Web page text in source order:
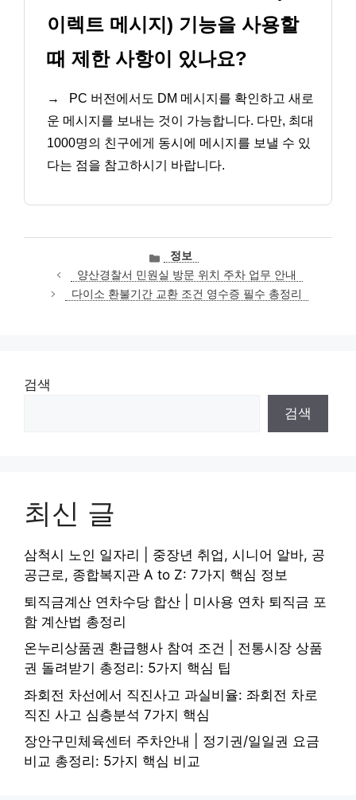
이렉트 메시지) 기능을 사용할
때 제한 사항이 있나요?
→
PC 버전에서도 DM 메시지를 확인하고 새로
운 메시지를 보내는 것이 가능합니다. 다만, 최대
1000명의 친구에게 동시에 메시지를 보낼 수 있
다는 점을 참고하시기 바랍니다.
카
테
고
리
정보
양산경찰서 민원실 방문 위치 주차 업무 안내
다이소 환불기간 교환 조건 영수증 필수 총정리
검색
검색
최신 글
삼척시 노인 일자리 | 중장년 취업, 시니어 알바, 공
공근로, 종합복지관 A to Z: 7가지 핵심 정보
퇴직금계산 연차수당 합산 | 미사용 연차 퇴직금 포
함 계산법 총정리
온누리상품권 환급행사 참여 조건 | 전통시장 상품
권 돌려받기 총정리: 5가지 핵심 팁
좌회전 차선에서 직진사고 과실비율: 좌회전 차로
직진 사고 심층분석 7가지 핵심
장안구민체육센터 주차안내 | 정기권/일일권 요금
비교 총정리: 5가지 핵심 비교